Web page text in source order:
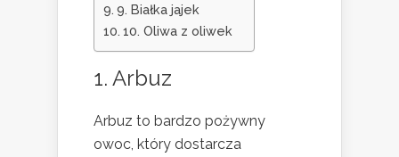
9. Białka jajek
10. Oliwa z oliwek
1. Arbuz
Arbuz to bardzo pożywny
owoc, który dostarcza